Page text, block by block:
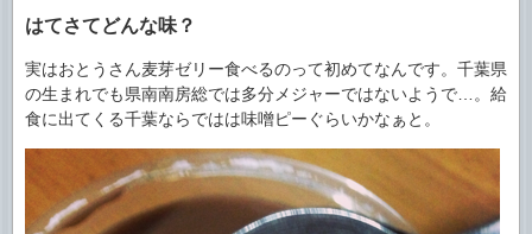
はてさてどんな味？
実はおとうさん麦芽ゼリー食べるのって初めてなんです。千葉県
の生まれでも県南南房総では多分メジャーではないようで…。給
食に出てくる千葉ならではは味噌ピーぐらいかなぁと。